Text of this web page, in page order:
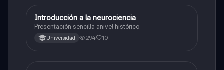
Biología
Introducción a la neurociencia
Presentación sencilla anivel histórico
Universidad 294 10